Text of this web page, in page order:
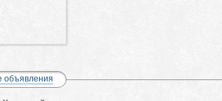
объявления